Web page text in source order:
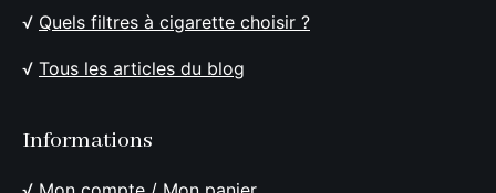
√ Quels filtres à cigarette choisir ?
√ Tous les articles du blog
Informations